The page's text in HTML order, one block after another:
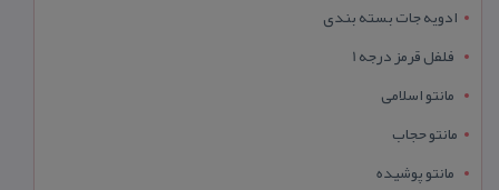
ادویه جات بسته بندی
فلفل قرمز درجه 1
مانتو اسلامی
مانتو حجاب
مانتو پوشیده